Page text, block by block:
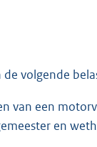
volgende
van een
en